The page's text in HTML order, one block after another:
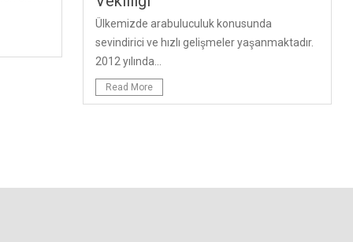
Ülkemizde arabuluculuk konusunda
sevindirici ve hızlı gelişmeler yaşanmaktadır.
2012 yılında...
Read More